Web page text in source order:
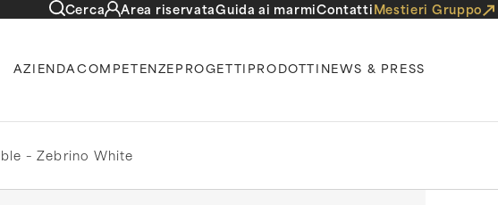
Cerca Area riservataGuida ai marmiContattiMestieri Gruppo
AZIENDACOMPETENZEPROGETTIPRODOTTINEWS & PRESS
– Zebrino White